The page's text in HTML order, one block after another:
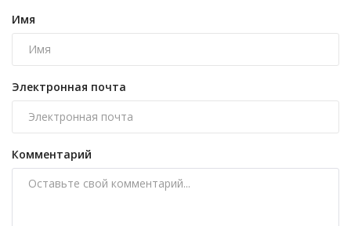
Имя
Электронная почта
Комментарий